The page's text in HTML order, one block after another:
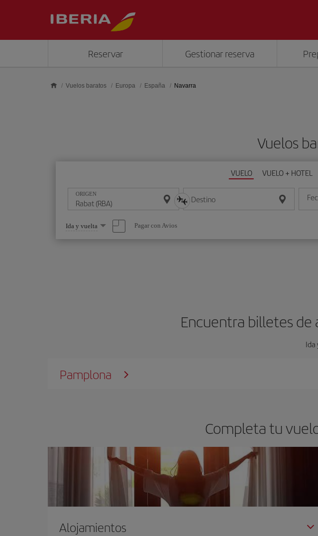
Reservar Gestionar reserva
Vuelos baratos Europa España Navarra
Vuelos
VUELO VUELO + HOTEL
ORIGEN Destino
Seleccione
una
opción
Ida y vuelta Pagar con Avios
Encuentra billetes de
Ida
Pamplona
Completa tu
Alojamientos